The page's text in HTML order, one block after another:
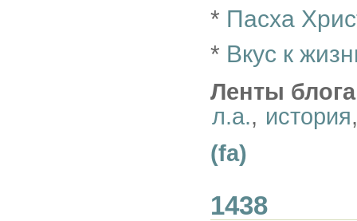
* Пасха
* Вкус к
Ленты
л.а., история
(fa)
1438